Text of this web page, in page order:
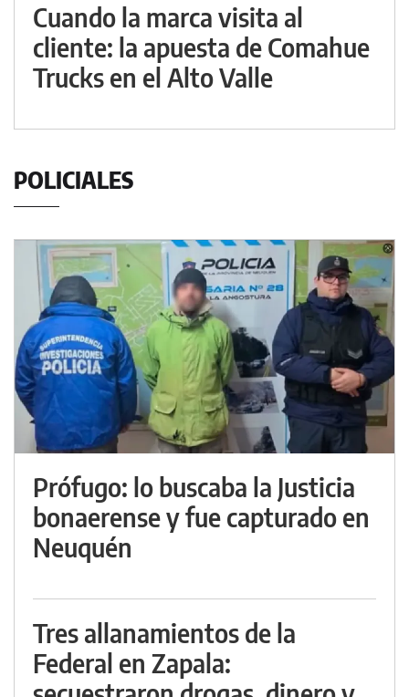
Cuando la marca visita al
cliente: la apuesta de Comahue
Trucks en el Alto Valle
POLICIALES
Prófugo: lo buscaba la Justicia
bonaerense y fue capturado en
Neuquén
Tres allanamientos de la
Federal en Zapala: